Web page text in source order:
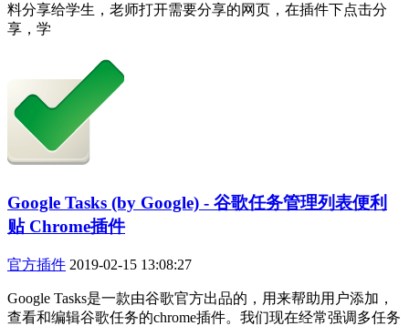
料分享给学生，老师打开需要分享的网页，在插件下点击分
享，学
Google Tasks (by Google) - 谷歌任务管理列表便利
贴 Chrome插件
官方插件 2019-02-15 13:08:27
Google Tasks是一款由谷歌官方出品的，用来帮助用户添加，
查看和编辑谷歌任务的chrome插件。我们现在经常强调多任务